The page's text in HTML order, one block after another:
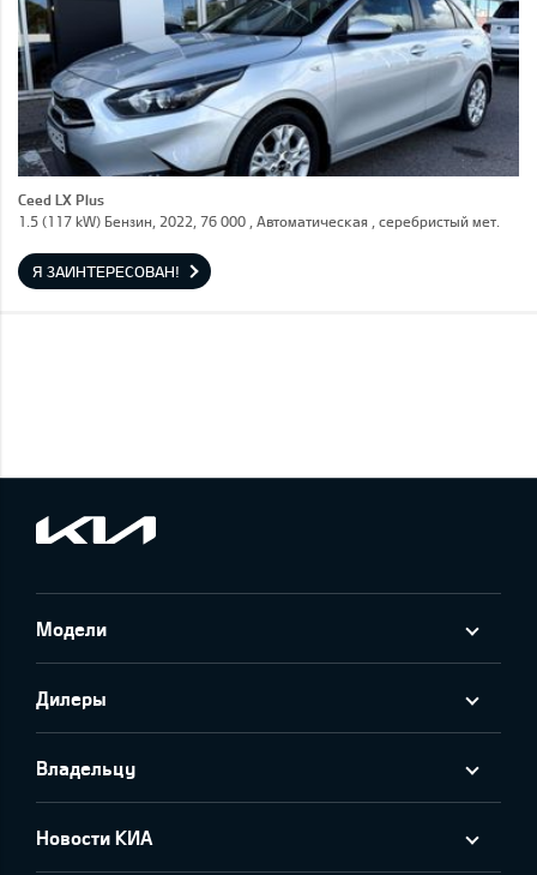
Ceed LX Plus
1.5 (117 kW) Бензин, 2022, 76 000 , Автоматическая , серебристый мет.
Я ЗАИНТЕРЕСОВАН!
Модели
Дилеры
Владельцу
Новости КИА